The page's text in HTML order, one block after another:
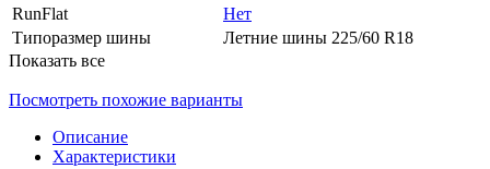
RunFlat
Нет
Типоразмер шины
Летние шины 225/60 R18
Показать все
Посмотреть похожие варианты
Описание
Характеристики